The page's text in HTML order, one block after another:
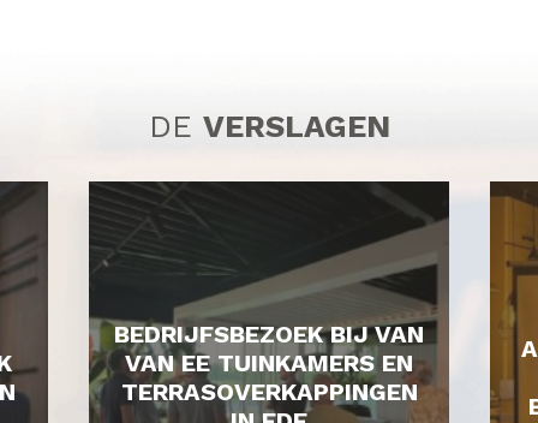
DE VERSLAGEN
BEDRIJFSBEZOEK BIJ VAN
VAN EE TUINKAMERS EN
TERRASOVERKAPPINGEN